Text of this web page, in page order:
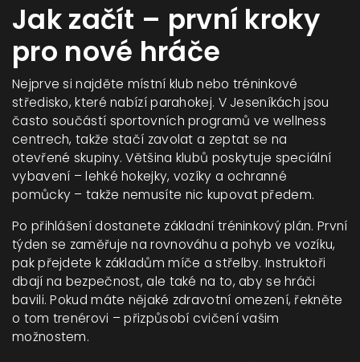
Jak začít – první kroky
pro nové hráče
Nejprve si najděte místní klub nebo tréninkové
středisko, které nabízí parahokej. V Jeseníkách jsou
často součástí sportovních programů ve wellness
centrech, takže stačí zavolat a zeptat se na
otevřené skupiny. Většina klubů poskytuje speciální
vybavení – lehké hokejky, vozíky a ochranné
pomůcky – takže nemusíte nic kupovat předem.
Po přihlášení dostanete základní tréninkový plán. První
týden se zaměřuje na rovnováhu a pohyb ve vozíku,
pak přejdete k základům míče a střelby. Instruktoři
dbají na bezpečnost, ale také na to, aby se hráči
bavili. Pokud máte nějaké zdravotní omezení, řekněte
o tom trenérovi – přizpůsobí cvičení vašim
možnostem.